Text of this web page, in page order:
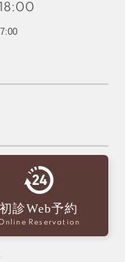
初診Web予約
Reservation